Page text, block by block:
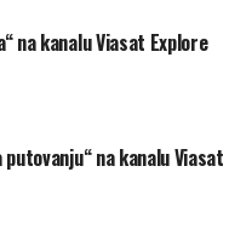
na kanalu Viasat Explore
putovanju“ na kanalu Viasat